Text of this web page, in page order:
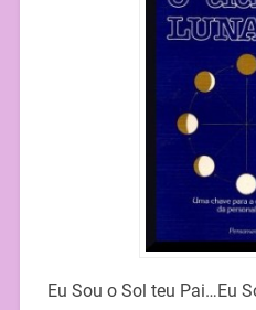
Eu Sou o Sol teu Pai…Eu